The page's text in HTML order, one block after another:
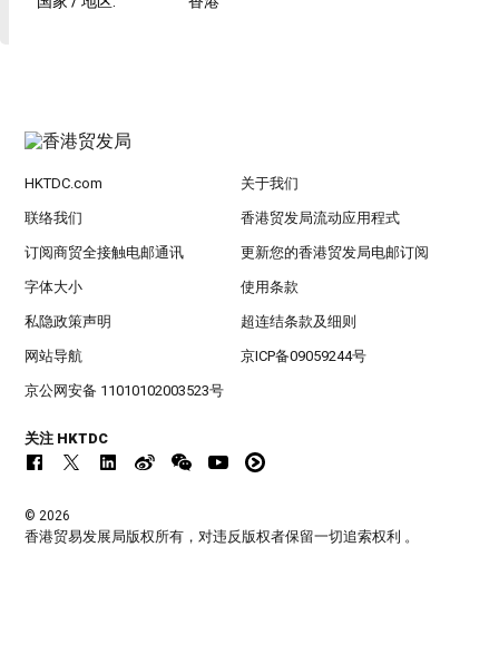
HKTDC.com 关于我们
联络我们 香港贸发局流动应用程式
订阅商贸全接触电邮通讯 更新您的香港贸发局电邮订阅
字体大小 使用条款
私隐政策声明 超连结条款及细则
网站导航 京ICP备09059244号
京公网安备 11010102003523号
关注 HKTDC
© 2026
香港贸易发展局版权所有，对违反版权者保留一切追索权利 。